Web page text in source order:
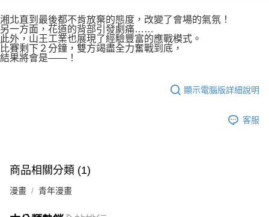
時審查核予不同之上限額度；若仍有額度不足之情形，本公司將視審查結果
請求用戶進行身份認證。
５．嚴禁一人註冊多個帳號或使用他人資訊註冊。若發現惡意使用之情形，
恩沛科技股份有限公司將有權停止該用戶之使用額度並採取法律行動。
國家/地區配送 查看運費
湘北直到最後都不肯放棄的態度，改變了會場的氣氛！
另一方面，花道的背部引發劇痛……
此外，山王工業也展現了經驗豐富的應戰模式。
比賽剩下２分鐘，雙方竭盡全力奮戰到底，
結果將會是――！
顯示電腦版詳細說明
客服
商品相關分類 (1)
漫畫 青年漫畫